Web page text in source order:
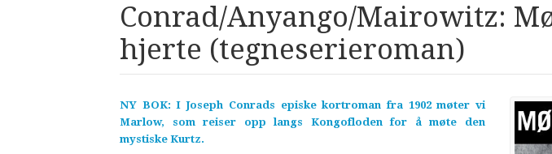
Conrad/Anyango/Mairowitz:
hjerte (tegneserieroman)
NY BOK: I Joseph Conrads episke kortroman fra 1902 møter vi
Marlow, som reiser opp langs Kongofloden for å møte den
mystiske Kurtz.